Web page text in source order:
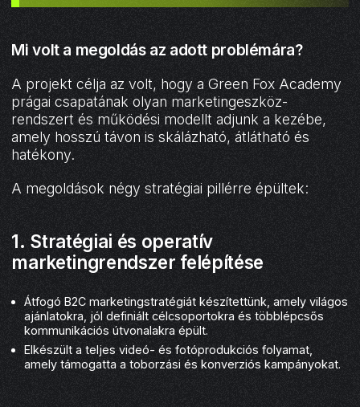
Mi volt a megoldás az adott problémára?
A projekt célja az volt, hogy a Green Fox Academy
prágai csapatának olyan marketingeszköz-
rendszert és működési modellt adjunk a kezébe,
amely hosszú távon is skálázható, átlátható és
hatékony.
A megoldások négy stratégiai pillérre épültek:
1. Stratégiai és operatív
marketingrendszer felépítése
Átfogó B2C marketingstratégiát készítettünk, amely világos
ajánlatokra, jól definiált célcsoportokra és többlépcsős
kommunikációs útvonalakra épült.
Elkészült a teljes videó- és fotóprodukciós folyamat,
amely támogatta a toborzási és konverziós kampányokat.